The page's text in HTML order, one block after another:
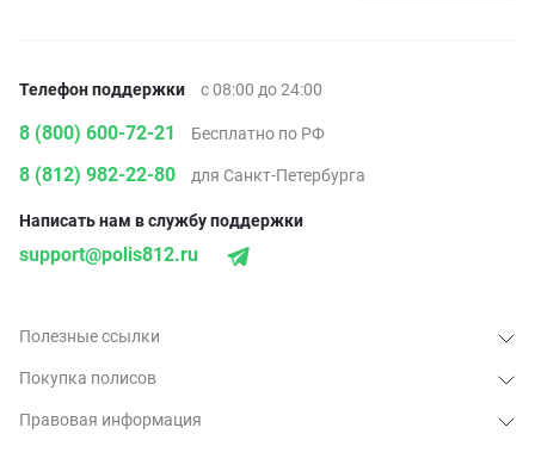
Полезные ссылки
Покупка полисов
Правовая информация
Телефон поддержки с 08:00 до 24:00
8 (800) 600-72-21 Бесплатно по РФ
8 (812) 982-22-80 для Санкт-Петербурга
Написать нам в службу поддержки
support@polis812.ru